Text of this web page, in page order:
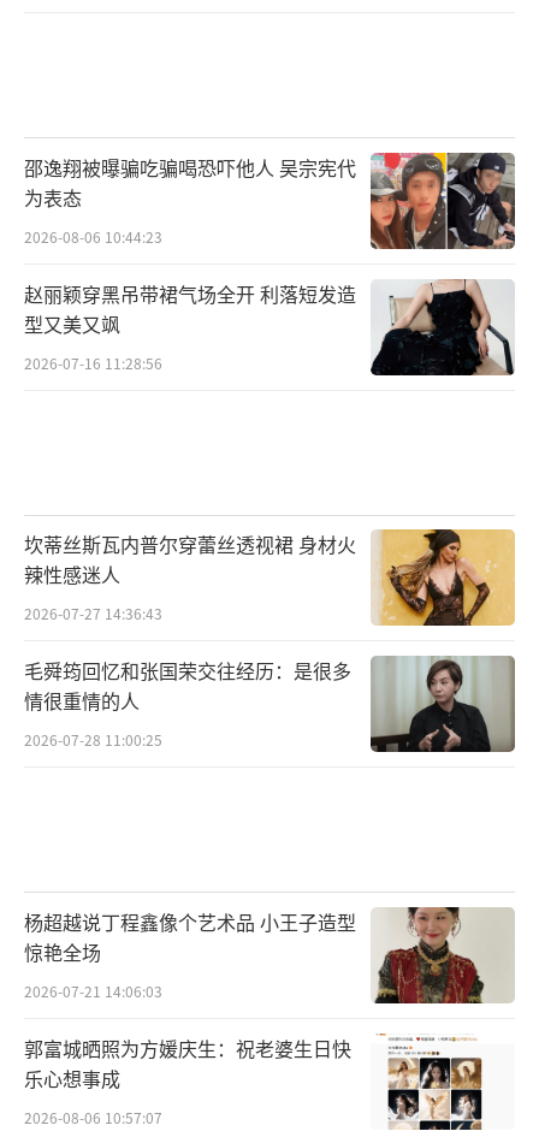
恩爱来都是那么地不遗余力，这才是人设崩塌
的绝对基础。而对于白百何来说，从来就没有
过这样的基础，或者说，对于行走在娱乐圈江
湖的她来说，那种温柔贤惠贤妻良母的形象，
一直也没与她有过什么关系，如今也就没有所
谓的崩塌一说了。
看到一堆。譬如偷东西，劈腿，离婚，等等这
些，其中有的甚至已经通过打官司证明了她是
无辜的，但在很多半睁半闭眼睛的吃瓜群众看
印象和美誉度，哪怕不靠谱，它也真实存在。
既然没有过此前所谓完美人设，那么也就
几位女明星那么显得“功亏一篑”。一位艺人
本来就不欠观众什么的，只要他/她在舞台或者
银幕里的活儿好，那么你买票这个行为就不算
被辜负，至于他/她的私生活如何，都已经不受
消费者协议保护了。换言之，他/她是吃演员这
碗饭的，至于道德情况打几分、对于婚姻家庭
忠诚度几何，都已经不再是他/她要对你负责
邵逸翔被曝骗吃骗喝恐吓他人 吴宗宪代
为表态
2026-08-06 10:44:23
赵丽颖穿黑吊带裙气场全开 利落短发造
型又美又飒
2026-07-16 11:28:56
坎蒂丝斯瓦内普尔穿蕾丝透视裙 身材火
辣性感迷人
2026-07-27 14:36:43
毛舜筠回忆和张国荣交往经历：是很多
情很重情的人
2026-07-28 11:00:25
杨超越说丁程鑫像个艺术品 小王子造型
惊艳全场
2026-07-21 14:06:03
郭富城晒照为方媛庆生：祝老婆生日快
乐心想事成
2026-08-06 10:57:07